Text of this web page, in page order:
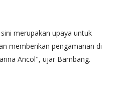
merupakan upaya untuk
memberikan pengamanan di
Ancol", ujar Bambang.